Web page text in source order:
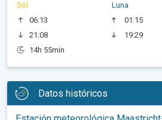
Sol
06:13
21:08
14h 55min
Luna
01:15
19:29
Datos históricos